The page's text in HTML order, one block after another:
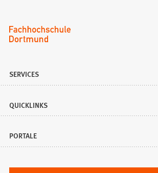
SERVICES
QUICKLINKS
PORTALE